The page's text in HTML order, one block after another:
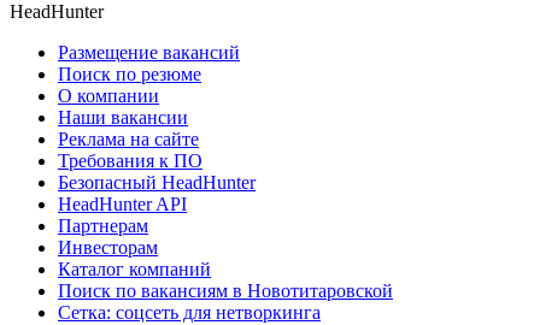
HeadHunter
Размещение вакансий
Поиск по резюме
О компании
Наши вакансии
Реклама на сайте
Требования к ПО
Безопасный HeadHunter
HeadHunter API
Партнерам
Инвесторам
Каталог компаний
Поиск по вакансиям в Новотитаровской
Сетка: соцсеть для нетворкинга